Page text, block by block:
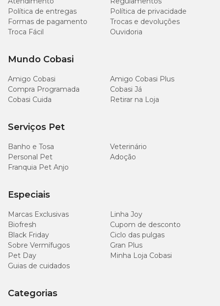
Política de entregas
Política de privacidade
Formas de pagamento
Trocas e devoluções
Troca Fácil
Ouvidoria
Mundo Cobasi
Amigo Cobasi
Amigo Cobasi Plus
Compra Programada
Cobasi Já
Cobasi Cuida
Retirar na Loja
Serviços Pet
Banho e Tosa
Veterinário
Personal Pet
Adoção
Franquia Pet Anjo
Especiais
Marcas Exclusivas
Linha Joy
Biofresh
Cupom de desconto
Black Friday
Ciclo das pulgas
Sobre Vermífugos
Gran Plus
Pet Day
Minha Loja Cobasi
Guias de cuidados
Categorias